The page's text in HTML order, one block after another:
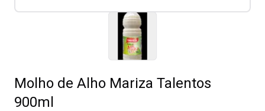
Molho de Alho Mariza Talentos
900ml